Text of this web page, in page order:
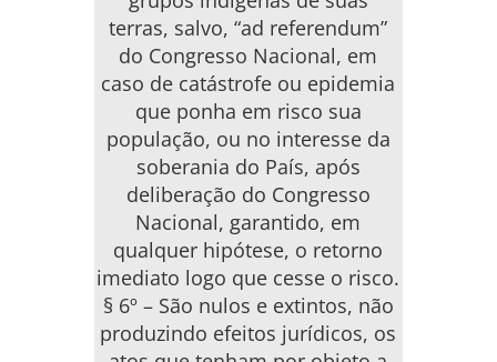
terras, salvo, “ad referendum”
do Congresso Nacional, em
caso de catástrofe ou epidemia
que ponha em risco sua
população, ou no interesse da
soberania do País, após
deliberação do Congresso
Nacional, garantido, em
qualquer hipótese, o retorno
imediato logo que cesse o risco.
§ 6º – São nulos e extintos, não
produzindo efeitos jurídicos, os